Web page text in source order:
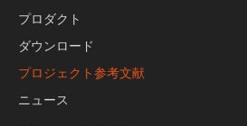
プロダクト
ダウンロード
プロジェクト参考文献
ニュース